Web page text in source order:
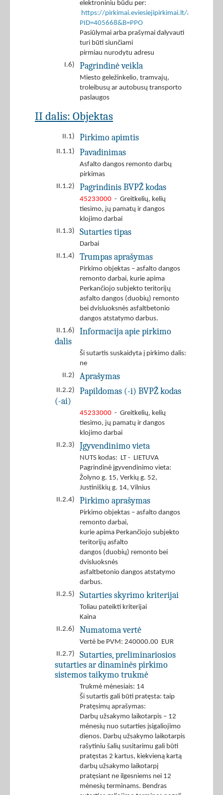
elektroniniu būdu per:
https://pirkimai.eviesiejipirkimai.lt/app/rfq/
PID=405668&B=PPO
Pasiūlymai arba prašymai dalyvauti
turi būti siunčiami
pirmiau nurodytu adresu
I.6)
Pagrindinė veikla
Miesto geležinkelio, tramvajų,
troleibusų ar autobusų transporto
paslaugos
II dalis: Objektas
II.1) Pirkimo apimtis
II.1.1) Pavadinimas
Asfalto dangos remonto darbų
pirkimas
II.1.2)
Pagrindinis BVPŽ kodas
45233000 - Greitkelių, kelių
tiesimo, jų pamatų ir dangos
klojimo darbai
II.1.3)
Sutarties tipas
Darbai
II.1.4)
Trumpas aprašymas
Pirkimo objektas – asfalto dangos
remonto darbai, kurie apima
Perkančiojo subjekto teritorijų
asfalto dangos (duobių) remonto
bei dvisluoksnės asfaltbetonio
dangos atstatymo darbus.
II.1.6)
Informacija apie pirkimo
dalis
Ši sutartis suskaidyta į pirkimo dalis:
ne
II.2)
Aprašymas
II.2.2)
Papildomas (-i) BVPŽ kodas
(-ai)
45233000 - Greitkelių, kelių
tiesimo, jų pamatų ir dangos
klojimo darbai
II.2.3)
Įgyvendinimo vieta
NUTS kodas: LT - LIETUVA
Pagrindinė įgyvendinimo vieta:
Žolyno g. 15, Verkių g. 52,
Justiniškių g. 14, Vilnius
II.2.4)
Pirkimo aprašymas
Pirkimo objektas – asfalto dangos
remonto darbai,
kurie apima Perkančiojo subjekto
teritorijų asfalto
dangos (duobių) remonto bei
dvisluoksnės
asfaltbetonio dangos atstatymo
darbus.
II.2.5)
Sutarties skyrimo kriterijai
Toliau pateikti kriterijai
Kaina
II.2.6)
Numatoma vertė
Vertė be PVM: 240000.00 EUR
II.2.7)
Sutarties, preliminariosios
sutarties ar dinaminės pirkimo
sistemos taikymo trukmė
Trukmė mėnesiais: 14
Ši sutartis gali būti pratęsta: taip
Pratęsimų aprašymas:
Darbų užsakymo laikotarpis – 12
mėnesių nuo sutarties įsigaliojimo
dienos. Darbų užsakymo laikotarpis
rašytiniu šalių susitarimu gali būti
pratęstas 2 kartus, kiekvieną kartą
darbų užsakymo laikotarpį
pratęsiant ne ilgesniems nei 12
mėnesių terminams. Bendras